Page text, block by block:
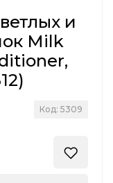
и
Milk
Код: 5309